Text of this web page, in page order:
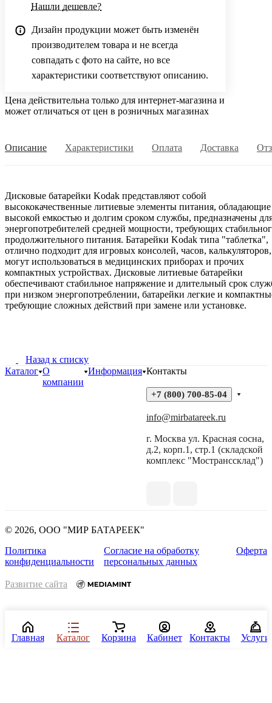
Нашли дешевле?
Дизайн продукции может быть изменён
производителем товара и не всегда
совпадать с фото на сайте, но все
характеристики соответствуют описанию.
Цена действительна только для интернет-магазина и
может отличаться от цен в розничных магазинах
Описание Характеристики Оплата Доставка
Дисковые батарейки Kodak представляют собой
высококачественные литиевые элементы питания, обладающие
высокой емкостью и долгим сроком службы, предназначены
энергопотребителей средней мощности, требующих
продолжительного питания. Батарейки Kodak типа "таблетка",
отлично подходит для игровых консолей, часов, калькуляторов,
могут использоваться в медицинских приборах и прочих
компактных устройствах. Дисковые литиевые батарейки
обеспечивают стабильное напряжение и длительный срок
при низком энергопотреблении, батарейки легкие и
требующие сложных действий при замене или установке.
Назад к списку
Каталог О
компании
Информация Контакты
+7 (800) 700-85-04
info@mirbatareek.ru
г. Москва ул. Красная сосна,
д.2, корп.1, стр.1 (складской
комплекс "Мостранссклад")
© 2026, ООО "МИР БАТАРЕЕК"
Политика
конфиденциальности
Согласие на обработку
персональных данных
Оферта
Развитие сайта
Главная Каталог Корзина Кабинет Контакты Услуги